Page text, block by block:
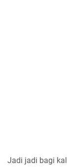
Jadi jadi bagi